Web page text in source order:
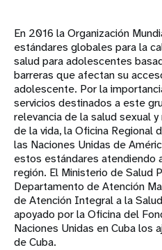
En 2016 la Organización
estándares globales para la
salud para adolescentes
barreras que afectan su
adolescente. Por la
servicios destinados a este
relevancia de la salud sexual
de la vida, la Oficina Regional
las Naciones Unidas de
estos estándares atendiendo
región. El Ministerio de Salud
Departamento de Atención
de Atención Integral a la
apoyado por la Oficina del
Naciones Unidas en Cuba los
de Cuba.